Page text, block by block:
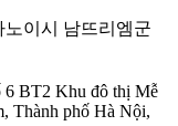
노이시 남뜨리엠군
6 BT2 Khu đô thị Mễ
Thành phố Hà Nội,